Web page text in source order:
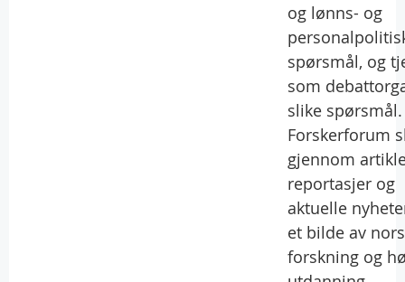
og lønns- og
spørsmål, og
som
slike spørsmål.
Forskerforum
gjennom
reportasjer og
aktuelle
et bilde av
forskning og